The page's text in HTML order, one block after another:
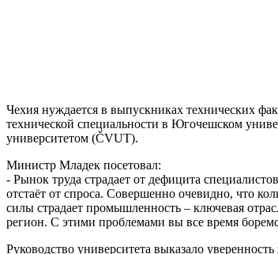
Чехия нуждается в выпускниках технических
технической специальности в Югочешском
университетом (ČVUT).
Министр Младек посетовал:
- Рынок труда страдает от дефицита
отстаёт от спроса. Совершенно очевидно, что
силы страдает промышленность – ключевая
регион. С этими проблемами вы все время
Руководство университета выказало